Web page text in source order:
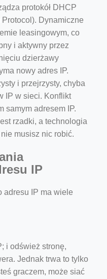
protokół DHCP
Dynamiczne
leasingowym, co
i aktywny przez
dzierżawy
nowy adres IP.
i przejrzysty, chyba
IP w sieci. Konflikt
samym adresem IP.
rzadki, a technologia
musisz nic robić.
IP
adresu IP ma wiele
i odśwież stronę,
Jednak trwa to tylko
graczem, może siać